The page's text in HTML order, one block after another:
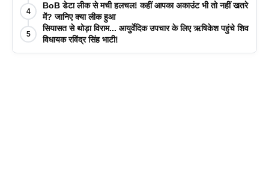
4
BoB डेटा लीक से मची हलचल! कहीं आपका अकाउंट भी तो नहीं खतरे
में? जानिए क्या लीक हुआ
5
सियासत से थोड़ा विराम... आयुर्वेदिक उपचार के लिए ऋषिकेश पहुंचे शिव
विधायक रविंद्र सिंह भाटी!